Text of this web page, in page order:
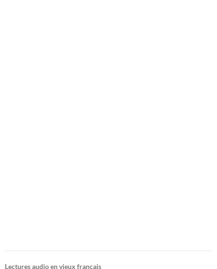
Lectures audio en vieux français